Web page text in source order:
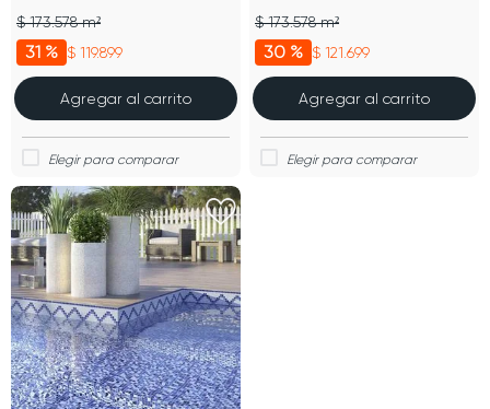
31 % $ 119.899
$ 173.578 m²
Agregar al carrito
30 % $ 121.699
$ 173.578 m²
Agregar al carrito